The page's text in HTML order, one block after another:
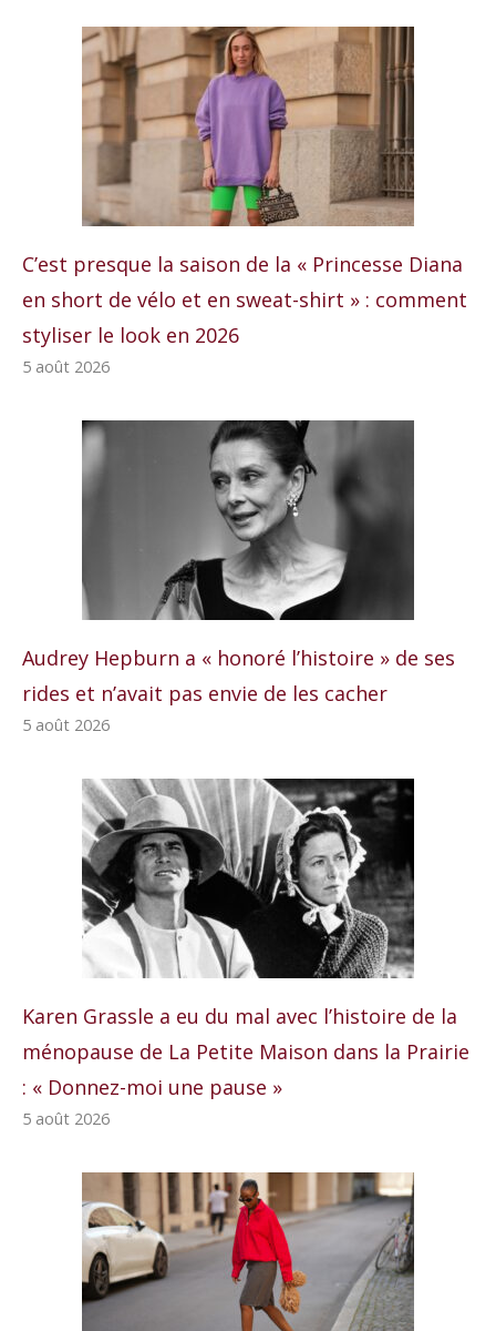
C’est presque la saison de la « Princesse Diana
en short de vélo et en sweat-shirt » : comment
styliser le look en 2026
5 août 2026
Audrey Hepburn a « honoré l’histoire » de ses
rides et n’avait pas envie de les cacher
5 août 2026
Karen Grassle a eu du mal avec l’histoire de la
ménopause de La Petite Maison dans la Prairie
: « Donnez-moi une pause »
5 août 2026